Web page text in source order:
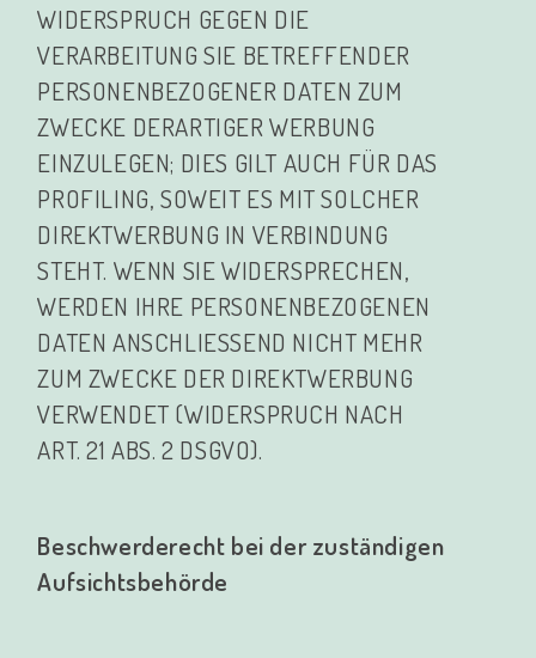
WIDERSPRUCH GEGEN DIE
VERARBEITUNG SIE BETREFFENDER
PERSONENBEZOGENER DATEN ZUM
ZWECKE DERARTIGER WERBUNG
EINZULEGEN; DIES GILT AUCH FÜR DAS
PROFILING, SOWEIT ES MIT SOLCHER
DIREKTWERBUNG IN VERBINDUNG
STEHT. WENN SIE WIDERSPRECHEN,
WERDEN IHRE PERSONENBEZOGENEN
DATEN ANSCHLIESSEND NICHT MEHR
ZUM ZWECKE DER DIREKTWERBUNG
VERWENDET (WIDERSPRUCH NACH
ART. 21 ABS. 2 DSGVO).
Beschwerderecht bei der zuständigen
Aufsichtsbehörde